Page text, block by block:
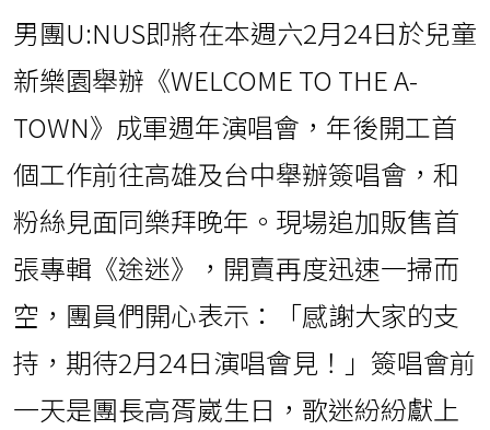
男團U:NUS即將在本週六2月24日於兒童
新樂園舉辦《WELCOME TO THE A-
TOWN》成軍週年演唱會，年後開工首
個工作前往高雄及台中舉辦簽唱會，和
粉絲見面同樂拜晚年。現場追加販售首
張專輯《途迷》，開賣再度迅速一掃而
空，團員們開心表示：「感謝大家的支
持，期待2月24日演唱會見！」簽唱會前
一天是團長高胥崴生日，歌迷紛紛獻上